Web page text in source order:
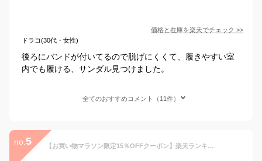
価格と在庫を楽天でチェック >>
ドラコ(30代・女性)
後ろにバンドが付いてるので脱げにくくて、履きやすい室
内でも履ける、サンダル見つけました。
全てのおすすめコメント（11件）
no. 5 【お買い物マラソン限定15％OFFクーポン】楽天ランキング1位 疲れにくい オフィスサンダル クロスライン サンダル l レディース ナースサンダル 疲れにくい ブランアンジェ 静音 送料無料 ナースシューズ 黒 可愛い 疲れにくい オフィスシューズ 黒 医療用 リハビリ